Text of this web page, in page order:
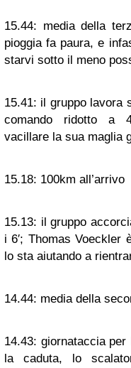
15.44: media della
pioggia fa paura, e
starvi sotto il meno
15.41: il gruppo lavora
comando ridotto a
vacillare la sua maglia
15.18: 100km all’arrivo
15.13: il gruppo
i 6′; Thomas Voeckler
lo sta aiutando a
14.44: media della
14.43: giornataccia per
la caduta, lo